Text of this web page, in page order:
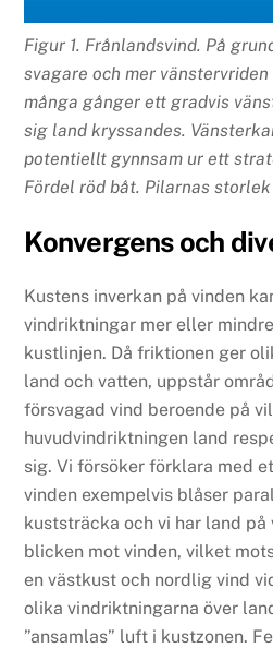
Figur 1. Frånlandsvind. På
svagare och mer
många gånger ett gradvis
sig land kryssandes.
potentiellt gynnsam ur ett
Fördel röd båt. Pilarnas
Konvergens och
Kustens inverkan på vinden
vindriktningar mer eller
kustlinjen. Då friktionen ger
land och vatten, uppstår
försvagad vind beroende på
huvudvindriktningen land
sig. Vi försöker förklara med
vinden exempelvis blåser
kuststräcka och vi har land på
blicken mot vinden, vilket
en västkust och nordlig vind
olika vindriktningarna över
”ansamlas” luft i kustzonen.